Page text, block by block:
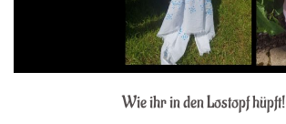
Wie ihr in den Lostopf hüpft!